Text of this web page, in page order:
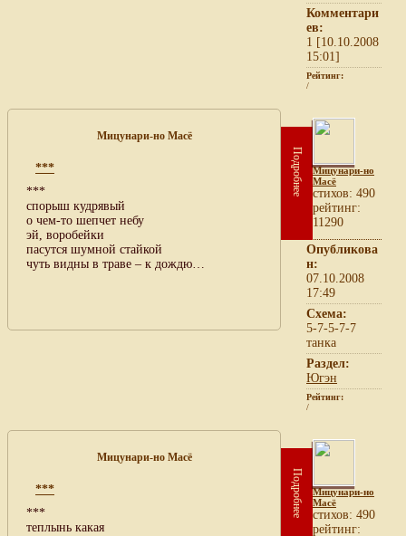
Комментари
ев:
1 [10.10.2008
15:01]
Рейтинг:
/
Мицунари-но Масё
***
***
спорыш кудрявый
о чем-то шепчет небу
эй, воробейки
пасутся шумной стайкой
чуть видны в траве – к дождю…
Подробнее
Мицунари-но
Масё
cтихов: 490
рейтинг:
11290
Опубликова
н:
07.10.2008
17:49
Схема:
5-7-5-7-7
танка
Раздел:
Югэн
Рейтинг:
/
Мицунари-но Масё
***
***
теплынь какая
Подробнее
Мицунари-но
Масё
cтихов: 490
рейтинг: